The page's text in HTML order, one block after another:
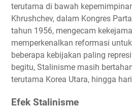
terutama di bawah
Khrushchev, dalam Kongres
tahun 1956, mengecam
memperkenalkan reformasi
beberapa kebijakan paling
begitu, Stalinisme masih
terutama Korea Utara, hingga
Efek Stalinisme